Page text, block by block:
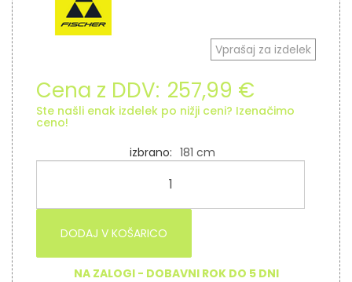
Vprašaj za izdelek
Cena z DDV: 257,99 €
Ste našli enak izdelek po nižji ceni? Izenačimo
ceno!
izbrano
181 cm
DODAJ V KOŠARICO
NA ZALOGI - DOBAVNI ROK DO 5 DNI